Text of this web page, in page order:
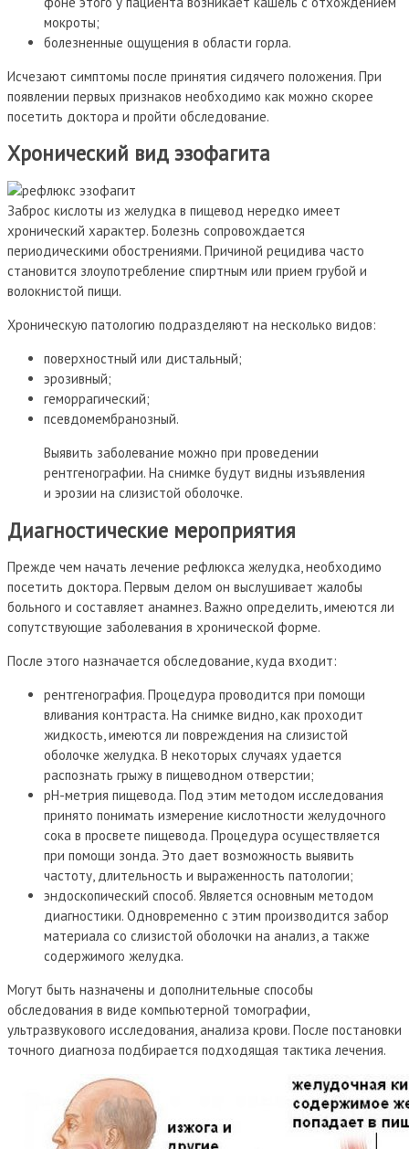
мокроты;
болезненные ощущения в области горла.
Исчезают симптомы после принятия сидячего положения. При
появлении первых признаков необходимо как можно скорее
посетить доктора и пройти обследование.
Хронический вид эзофагита
Заброс кислоты из желудка в пищевод нередко имеет
хронический характер. Болезнь сопровождается
периодическими обострениями. Причиной рецидива часто
становится злоупотребление спиртным или прием грубой и
волокнистой пищи.
Хроническую патологию подразделяют на несколько видов:
поверхностный или дистальный;
эрозивный;
геморрагический;
псевдомембранозный.
Выявить заболевание можно при проведении
рентгенографии. На снимке будут видны изъявления
и эрозии на слизистой оболочке.
Диагностические мероприятия
Прежде чем начать лечение рефлюкса желудка, необходимо
посетить доктора. Первым делом он выслушивает жалобы
больного и составляет анамнез. Важно определить, имеются ли
сопутствующие заболевания в хронической форме.
После этого назначается обследование, куда входит:
рентгенография. Процедура проводится при помощи
вливания контраста. На снимке видно, как проходит
жидкость, имеются ли повреждения на слизистой
оболочке желудка. В некоторых случаях удается
распознать грыжу в пищеводном отверстии;
рН-метрия пищевода. Под этим методом исследования
принято понимать измерение кислотности желудочного
сока в просвете пищевода. Процедура осуществляется
при помощи зонда. Это дает возможность выявить
частоту, длительность и выраженность патологии;
эндоскопический способ. Является основным методом
диагностики. Одновременно с этим производится забор
материала со слизистой оболочки на анализ, а также
содержимого желудка.
Могут быть назначены и дополнительные способы
обследования в виде компьютерной томографии,
ультразвукового исследования, анализа крови. После постановки
точного диагноза подбирается подходящая тактика лечения.